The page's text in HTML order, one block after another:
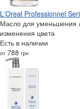
L'Oreal Professionnel
Масло для уменьшения
изменения цвета
Есть в наличии
от 788 грн